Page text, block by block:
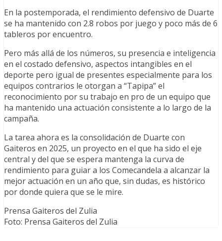
En la postemporada, el rendimiento defensivo de Duarte
se ha mantenido con 2.8 robos por juego y poco más de 6
tableros por encuentro.
Pero más allá de los números, su presencia e inteligencia
en el costado defensivo, aspectos intangibles en el
deporte pero igual de presentes especialmente para los
equipos contrarios le otorgan a “Tapipa” el
reconocimiento por su trabajo en pro de un equipo que
ha mantenido una actuación consistente a lo largo de la
campaña.
La tarea ahora es la consolidación de Duarte con
Gaiteros en 2025, un proyecto en el que ha sido el eje
central y del que se espera mantenga la curva de
rendimiento para guiar a los Comecandela a alcanzar la
mejor actuación en un año que, sin dudas, es histórico
por donde quiera que se le mire.
Prensa Gaiteros del Zulia
Foto: Prensa Gaiteros del Zulia